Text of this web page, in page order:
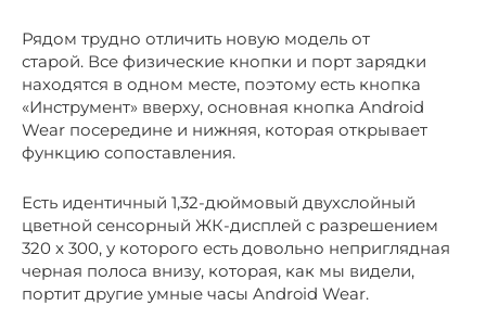
Рядом трудно отличить новую модель от
старой. Все физические кнопки и порт зарядки
находятся в одном месте, поэтому есть кнопка
«Инструмент» вверху, основная кнопка Android
Wear посередине и нижняя, которая открывает
функцию сопоставления.
Есть идентичный 1,32-дюймовый двухслойный
цветной сенсорный ЖК-дисплей с разрешением
320 x 300, у которого есть довольно неприглядная
черная полоса внизу, которая, как мы видели,
портит другие умные часы Android Wear.